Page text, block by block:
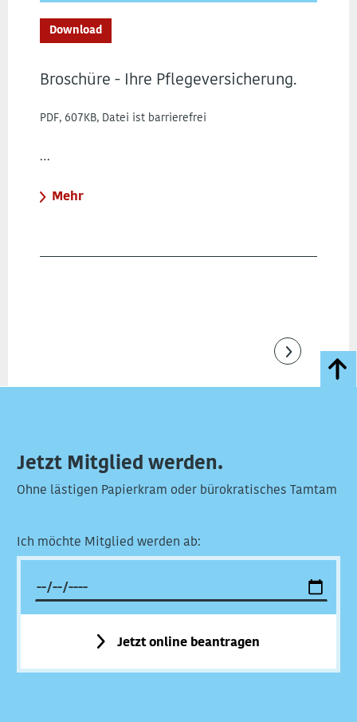
Download
Broschüre - Ihre Pflegeversicherung.
PDF, 607KB, Datei ist barrierefrei
…
Mehr
Jetzt Mitglied werden.
Ohne lästigen Papierkram oder bürokratisches Tamtam
Ich möchte Mitglied werden ab:
Jetzt online beantragen